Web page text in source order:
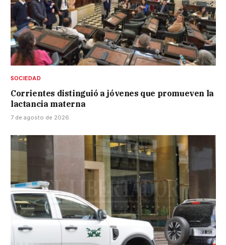
SOCIEDAD
Corrientes distinguió a jóvenes que promueven la
lactancia materna
7 de agosto de 2026